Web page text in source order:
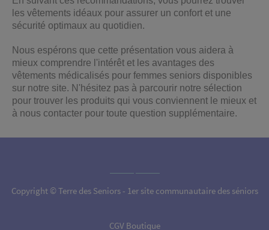
les vêtements idéaux pour assurer un confort et une
sécurité optimaux au quotidien.
Nous espérons que cette présentation vous aidera à
mieux comprendre l'intérêt et les avantages des
vêtements médicalisés pour femmes seniors disponibles
sur notre site. N'hésitez pas à parcourir notre sélection
pour trouver les produits qui vous conviennent le mieux et
à nous contacter pour toute question supplémentaire.
Copyright © Terre des Seniors - 1er site communautaire des séniors
CGV Boutique